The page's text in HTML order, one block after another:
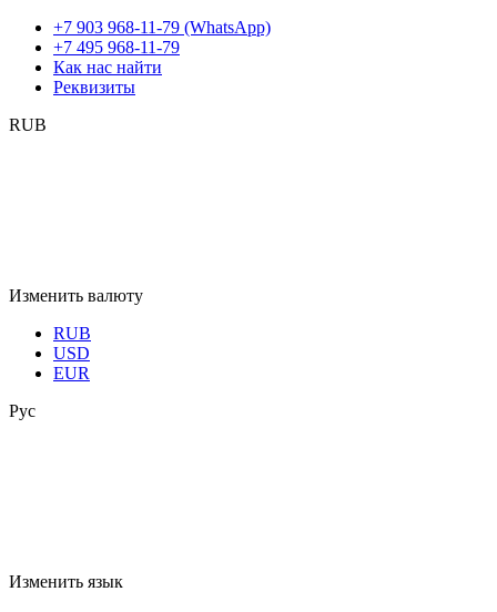
+7 903 968-11-79 (WhatsApp)
+7 495 968-11-79
Как нас найти
Реквизиты
RUB
Изменить валюту
RUB
USD
EUR
Рус
Изменить язык